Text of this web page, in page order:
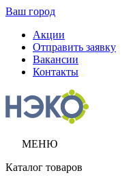
Ваш город
Акции
Отправить заявку
Вакансии
Контакты
МЕНЮ
Каталог товаров